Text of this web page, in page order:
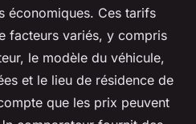
économiques. Ces tarifs
facteurs variés, y compris
le modèle du véhicule,
et le lieu de résidence de
que les prix peuvent